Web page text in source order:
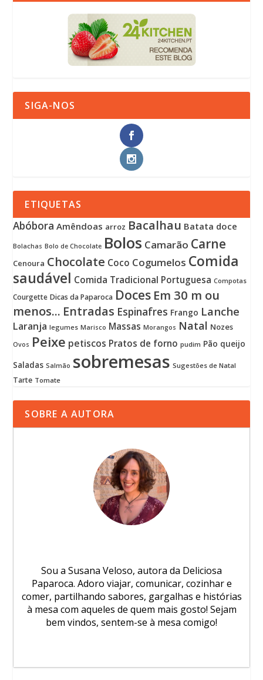
SIGA-NOS
ETIQUETAS
Abóbora Amêndoas arroz Bacalhau Batata doce
Bolachas Bolo de Chocolate Bolos Camarão Carne
Cenoura Chocolate Coco Cogumelos Comida
saudável Comida Tradicional Portuguesa Compotas
Courgette Dicas da Paparoca Doces Em 30 m ou
menos... Entradas Espinafres Frango Lanche
Laranja legumes Marisco Massas Morangos Natal Nozes
Ovos Peixe petiscos Pratos de forno pudim Pão queijo
Saladas Salmão sobremesas Sugestões de Natal
Tarte Tomate
SOBRE A AUTORA
Sou a Susana Veloso, autora da Deliciosa
Paparoca. Adoro viajar, comunicar, cozinhar e
comer, partilhando sabores, gargalhas e histórias
à mesa com aqueles de quem mais gosto! Sejam
bem vindos, sentem-se à mesa comigo!